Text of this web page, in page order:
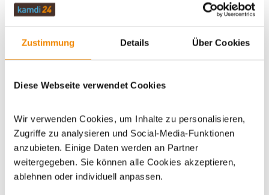
Zustimmung Details Über Cookies
Diese Webseite verwendet Cookies
Wir verwenden Cookies, um Inhalte zu personalisieren,
Zugriffe zu analysieren und Social-Media-Funktionen
anzubieten. Einige Daten werden an Partner
weitergegeben. Sie können alle Cookies akzeptieren,
ablehnen oder individuell anpassen.
Artikeldatenblatt drucken Frage zum Artikel
Dieses Produkt finden Sie unter:Grillzubehör|Zubehör
Geschenke| Geschenke für Grillfans|Grillzubehör zum
Verschenken
|Geschenke für Camper & Outdoorfans
Grillpfannen